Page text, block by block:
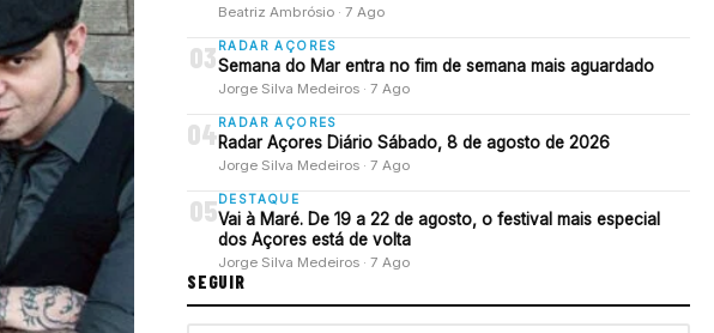
Beatriz Ambrósio · 7 Ago
03 RADAR AÇORES
Semana do Mar entra no fim de semana mais aguardado
Jorge Silva Medeiros · 7 Ago
04RADAR AÇORES
Radar Açores Diário Sábado, 8 de agosto de 2026
Jorge Silva Medeiros · 7 Ago
05 DESTAQUE
Vai à Maré. De 19 a 22 de agosto, o festival mais especial
dos Açores está de volta
Jorge Silva Medeiros · 7 Ago
SEGUIR